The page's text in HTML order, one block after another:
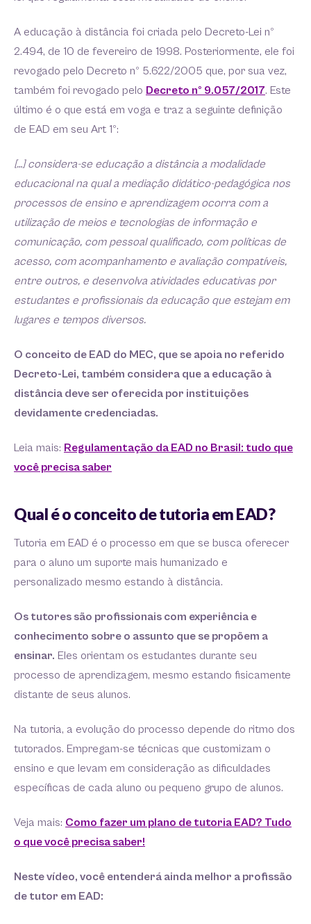
A educação à distância foi criada pelo Decreto-Lei nº
2.494, de 10 de fevereiro de 1998. Posteriormente, ele foi
revogado pelo Decreto nº 5.622/2005 que, por sua vez,
também foi revogado pelo Decreto nº 9.057/2017. Este
último é o que está em voga e traz a seguinte definição
de EAD em seu Art 1º:
[…] considera-se educação a distância a modalidade
educacional na qual a mediação didático-pedagógica nos
processos de ensino e aprendizagem ocorra com a
utilização de meios e tecnologias de informação e
comunicação, com pessoal qualificado, com políticas de
acesso, com acompanhamento e avaliação compatíveis,
entre outros, e desenvolva atividades educativas por
estudantes e profissionais da educação que estejam em
lugares e tempos diversos.
O conceito de EAD do MEC, que se apoia no referido
Decreto-Lei, também considera que a educação à
distância deve ser oferecida por instituições
devidamente credenciadas.
Leia mais: Regulamentação da EAD no Brasil: tudo que
você precisa saber
Qual é o conceito de tutoria em EAD?
Tutoria em EAD é o processo em que se busca oferecer
para o aluno um suporte mais humanizado e
personalizado mesmo estando à distância.
Os tutores são profissionais com experiência e
conhecimento sobre o assunto que se propõem a
ensinar. Eles orientam os estudantes durante seu
processo de aprendizagem, mesmo estando fisicamente
distante de seus alunos.
Na tutoria, a evolução do processo depende do ritmo dos
tutorados. Empregam-se técnicas que customizam o
ensino e que levam em consideração as dificuldades
específicas de cada aluno ou pequeno grupo de alunos.
Veja mais: Como fazer um plano de tutoria EAD? Tudo
o que você precisa saber!
Neste vídeo, você entenderá ainda melhor a profissão
de tutor em EAD: